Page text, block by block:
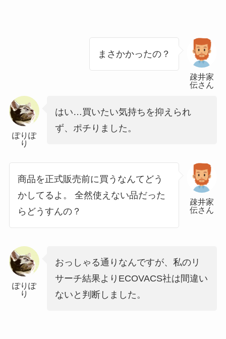
疎井家
伝さん
まさかかったの？
ぽりぽ
り
はい…買いたい気持ちを抑えられ
ず、ポチりました。
疎井家
伝さん
商品を正式販売前に買うなんてどう
かしてるよ。 全然使えない品だった
らどうすんの？
ぽりぽ
り
おっしゃる通りなんですが、私のリ
サーチ結果よりECOVACS社は間違い
ないと判断しました。